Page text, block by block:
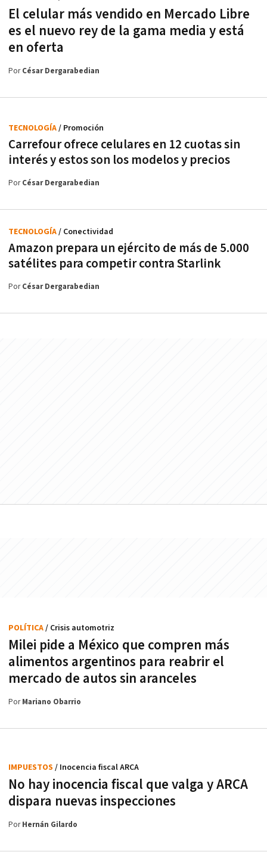
El celular más vendido en Mercado Libre
es el nuevo rey de la gama media y está
en oferta
PorCésar Dergarabedian
Carrefour ofrece celulares en 12 cuotas sin
interés y estos son los modelos y precios
TECNOLOGÍA/ Promoción
PorCésar Dergarabedian
Amazon prepara un ejército de más de 5.000
satélites para competir contra Starlink
TECNOLOGÍA/ Conectividad
PorCésar Dergarabedian
Milei pide a México que compren más
alimentos argentinos para reabrir el
mercado de autos sin aranceles
POLÍTICA/ Crisis automotriz
PorMariano Obarrio
No hay inocencia fiscal que valga y ARCA
dispara nuevas inspecciones
IMPUESTOS / Inocencia fiscal ARCA
PorHernán Gilardo